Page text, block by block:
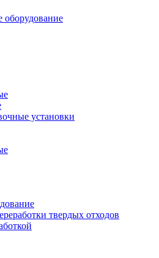
оборудование
установки
твердых отходов